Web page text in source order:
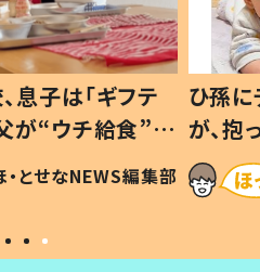
息子は「ギフテ
が“ウチ給食”を
とは #令和の親
・とせなNEWS編集部
ひ孫
が、
「涙が
い」